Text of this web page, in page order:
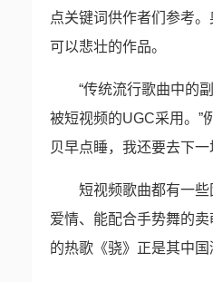
点关键词供作者们参考
可以悲壮的作品。
“传统流行歌曲中的
被短视频的UGC采用。”
贝早点睡，我还要去下一
短视频歌曲都有一些
爱情、能配合手势舞的
的热歌《骁》正是其中国